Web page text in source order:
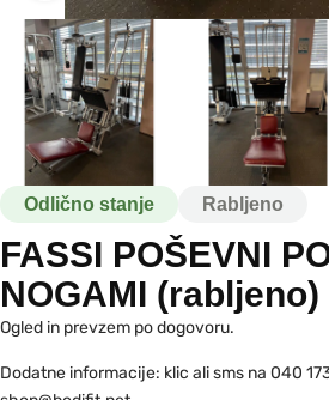
Odlično stanje Rabljeno
FASSI POŠEVNI
NOGAMI (rabljeno)
Ogled in prevzem po dogovoru.
Dodatne informacije: klic ali sms na 040